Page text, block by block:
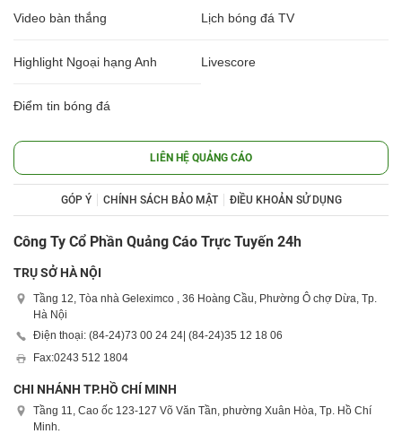
Video bàn thắng Lịch bóng đá TV
Highlight Ngoại hạng Anh Livescore
Điểm tin bóng đá
LIÊN HỆ QUẢNG CÁO
GÓP Ý CHÍNH SÁCH BẢO MẬT ĐIỀU KHOẢN SỬ DỤNG
Công Ty Cổ Phần Quảng Cáo Trực Tuyến 24h
TRỤ SỞ HÀ NỘI
Tầng 12, Tòa nhà Geleximco , 36 Hoàng Cầu, Phường Ô chợ Dừa, Tp.
Hà Nội
Điện thoại: (84-24)73 00 24 24| (84-24)35 12 18 06
Fax:0243 512 1804
CHI NHÁNH TP.HỒ CHÍ MINH
Tầng 11, Cao ốc 123-127 Võ Văn Tần, phường Xuân Hòa, Tp. Hồ Chí
Minh.